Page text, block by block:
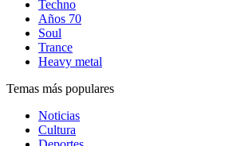
Techno
Años 70
Soul
Trance
Heavy metal
Temas más populares
Noticias
Cultura